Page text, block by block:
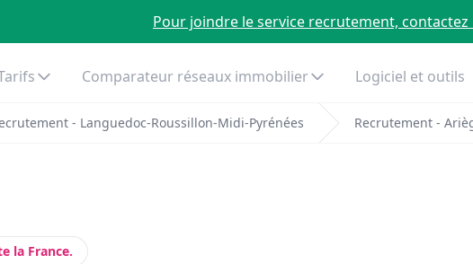
Pour joindre le service recrutement, contactez
Comparateur réseaux immobilier Logiciel et outils
- Languedoc-Roussillon-Midi-Pyrénées Recrutement -
la France.